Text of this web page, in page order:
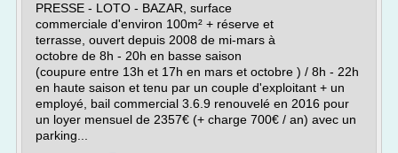
PRESSE - LOTO - BAZAR, surface
commerciale d'environ 100m² + réserve et
terrasse, ouvert depuis 2008 de mi-mars à
octobre de 8h - 20h en basse saison
(coupure entre 13h et 17h en mars et octobre ) / 8h - 22h
en haute saison et tenu par un couple d'exploitant + un
employé, bail commercial 3.6.9 renouvelé en 2016 pour
un loyer mensuel de 2357€ (+ charge 700€ / an) avec un
parking...